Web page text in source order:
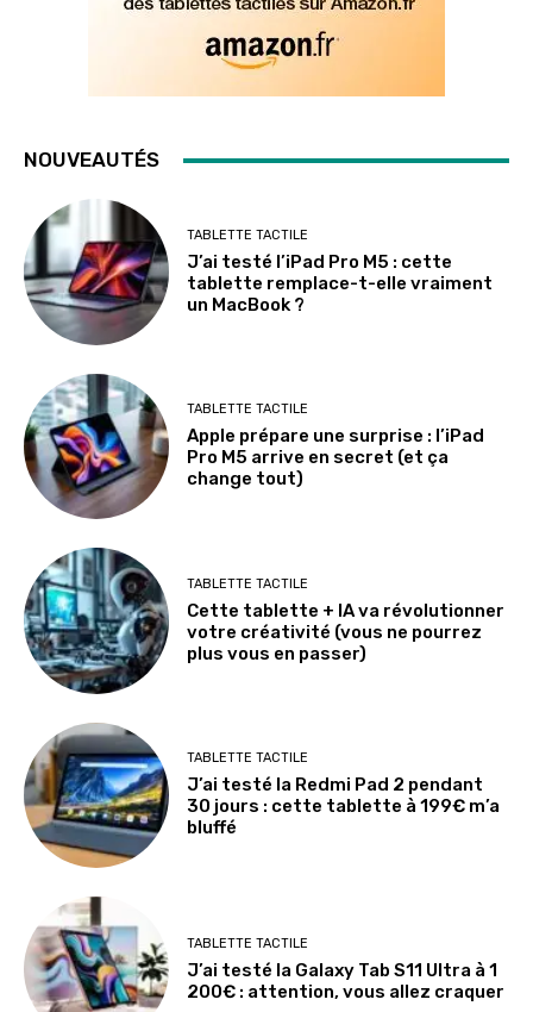
NOUVEAUTÉS
TABLETTE TACTILE
J’ai testé l’iPad Pro M5 : cette
tablette remplace-t-elle vraiment
un MacBook ?
TABLETTE TACTILE
Apple prépare une surprise : l’iPad
Pro M5 arrive en secret (et ça
change tout)
TABLETTE TACTILE
Cette tablette + IA va révolutionner
votre créativité (vous ne pourrez
plus vous en passer)
TABLETTE TACTILE
J’ai testé la Redmi Pad 2 pendant
30 jours : cette tablette à 199€ m’a
bluffé
TABLETTE TACTILE
J’ai testé la Galaxy Tab S11 Ultra à 1
200€ : attention, vous allez craquer